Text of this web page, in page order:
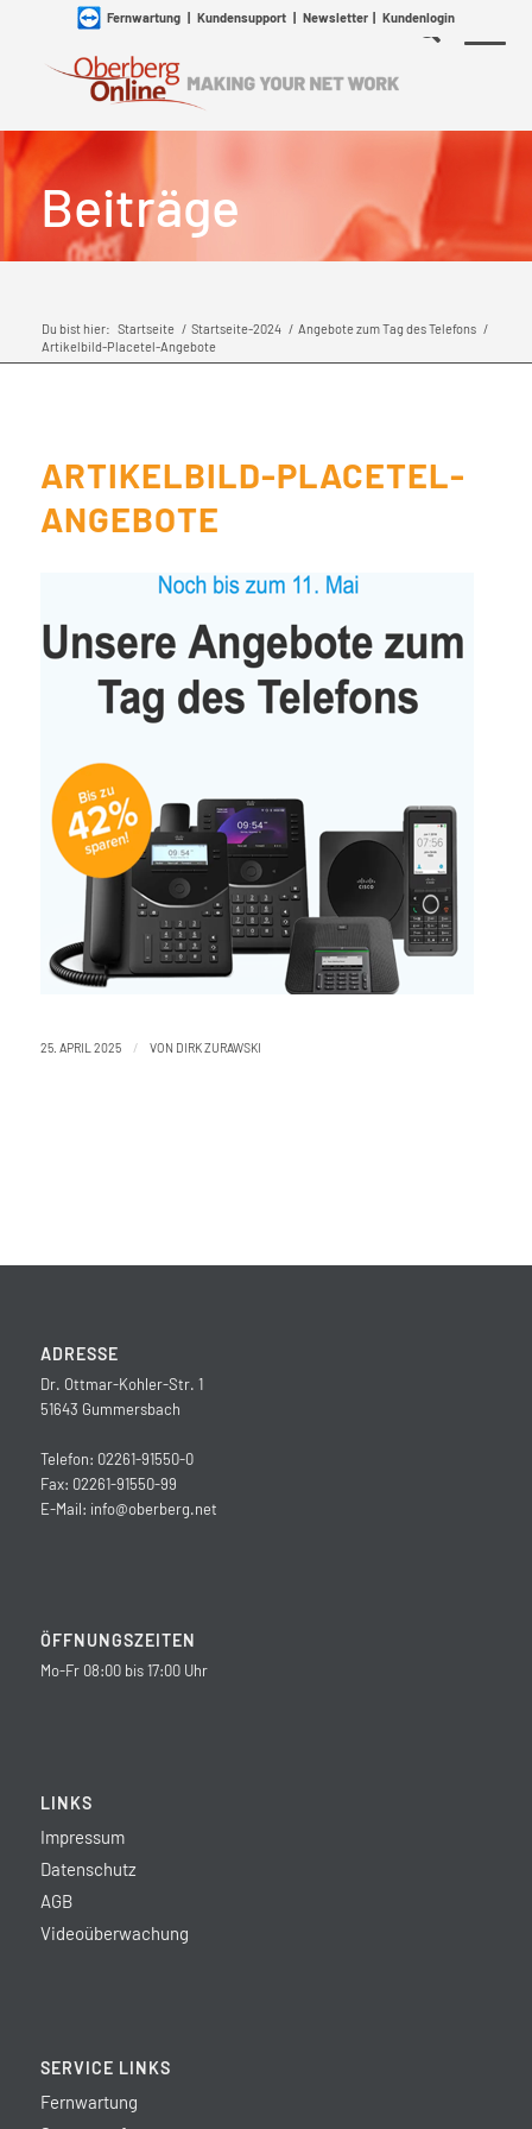
Fernwartung| Kundensupport| Newsletter| Kundenlogin
Beiträge
Du bist hier: Startseite / Startseite-2024 / Angebote zum Tag des Telefons /
Artikelbild-Placetel-Angebote
ARTIKELBILD-PLACETEL-
ANGEBOTE
25. APRIL 2025 / VON DIRK ZURAWSKI
ADRESSE
Dr. Ottmar-Kohler-Str. 1
51643 Gummersbach
Telefon: 02261-91550-0
Fax: 02261-91550-99
E-Mail: info@oberberg.net
ÖFFNUNGSZEITEN
Mo-Fr 08:00 bis 17:00 Uhr
LINKS
Impressum
Datenschutz
AGB
Videoüberwachung
SERVICE LINKS
Fernwartung